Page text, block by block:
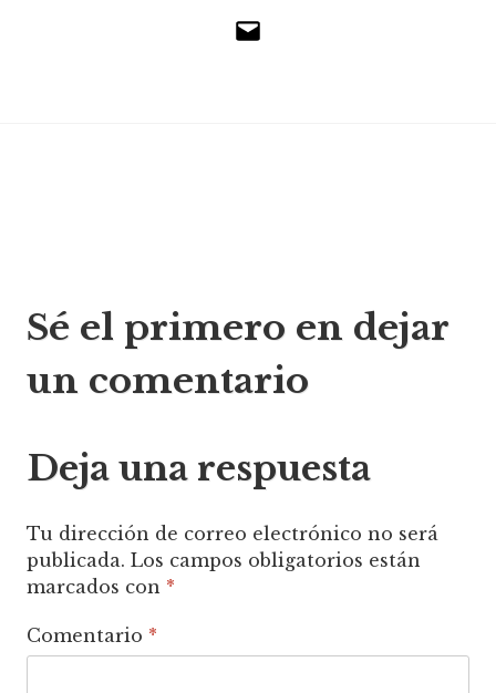
Correo
de
Sé el primero en dejar
un comentario
Deja una respuesta
Tu dirección de correo electrónico no será
publicada. Los campos obligatorios están
marcados con *
Comentario *